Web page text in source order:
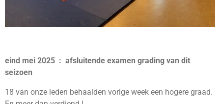
eind mei 2025 : afsluitende examen grading van dit
seizoen
18 van onze leden behaalden vorige week een hogere graad.